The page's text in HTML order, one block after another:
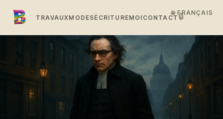
TRAVAUXMODESÉCRITUREMOI CONTACT🔒
🌐 FRANÇAIS